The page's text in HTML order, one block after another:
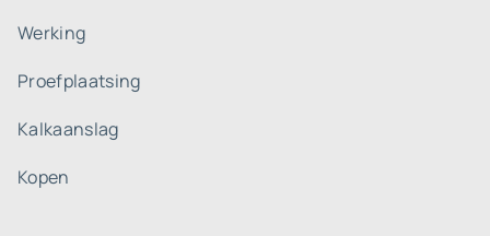
Werking
Proefplaatsing
Kalkaanslag
Kopen